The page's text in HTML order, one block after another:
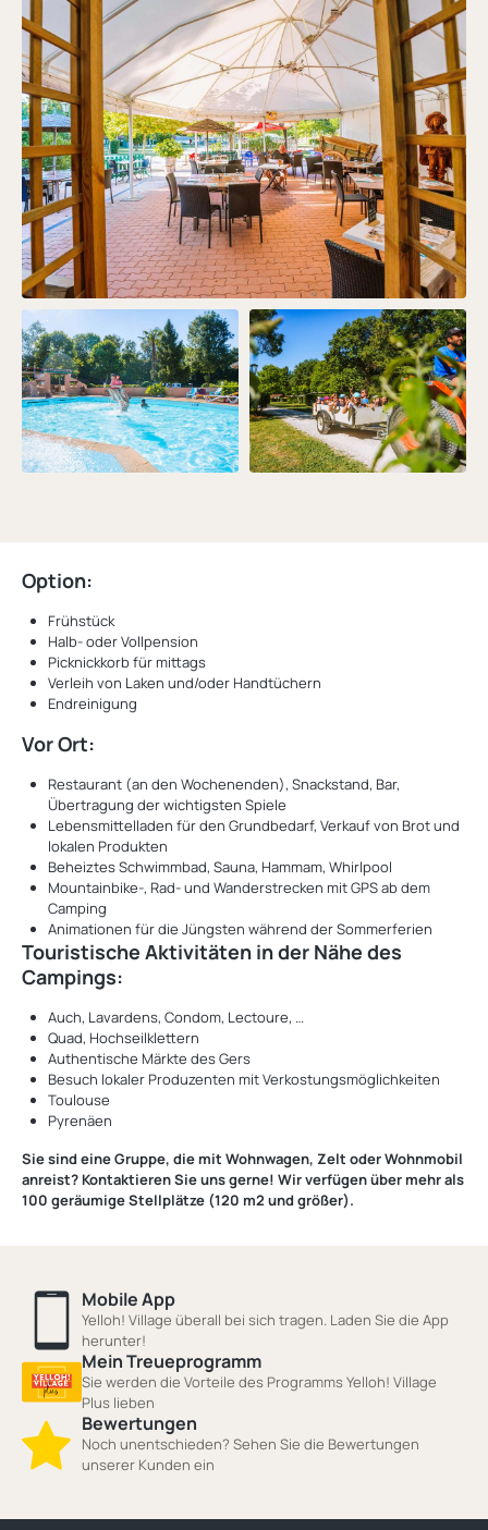
Option:
Frühstück
Halb- oder Vollpension
Picknickkorb für mittags
Verleih von Laken und/oder Handtüchern
Endreinigung
Vor Ort:
Restaurant (an den Wochenenden), Snackstand, Bar,
Übertragung der wichtigsten Spiele
Lebensmittelladen für den Grundbedarf, Verkauf von Brot und
lokalen Produkten
Beheiztes Schwimmbad, Sauna, Hammam, Whirlpool
Mountainbike-, Rad- und Wanderstrecken mit GPS ab dem
Camping
Animationen für die Jüngsten während der Sommerferien
Touristische Aktivitäten in der Nähe des
Campings:
Auch, Lavardens, Condom, Lectoure, …
Quad, Hochseilklettern
Authentische Märkte des Gers
Besuch lokaler Produzenten mit Verkostungsmöglichkeiten
Toulouse
Pyrenäen
Sie sind eine Gruppe, die mit Wohnwagen, Zelt oder Wohnmobil
anreist? Kontaktieren Sie uns gerne! Wir verfügen über mehr als
100 geräumige Stellplätze (120 m2 und größer).
Mobile App
Yelloh! Village überall bei sich tragen. Laden Sie die App
herunter!
Mein Treueprogramm
Sie werden die Vorteile des Programms Yelloh! Village
Plus lieben
Bewertungen
Noch unentschieden? Sehen Sie die Bewertungen
unserer Kunden ein